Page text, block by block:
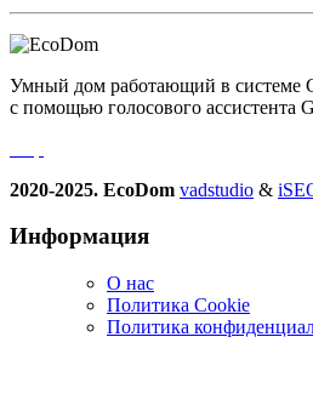
Умный дом работающий в системе
с помощью голосового ассистента
2020-2025. EcoDom vadstudio &
Информация
О нас
Политика Сookie
Политика